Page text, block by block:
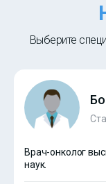
Выберите
Врач-онколог
наук.